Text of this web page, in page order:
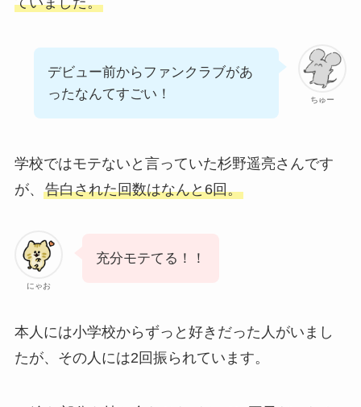
ちゅー
デビュー前からファンクラブがあ
ったなんてすごい！
学校ではモテないと言っていた杉野遥亮さんです
が、 告白された回数はなんと6回。
にゃお
充分モテてる！！
本人には小学校からずっと好きだった人がいまし
たが、その人には2回振られています。